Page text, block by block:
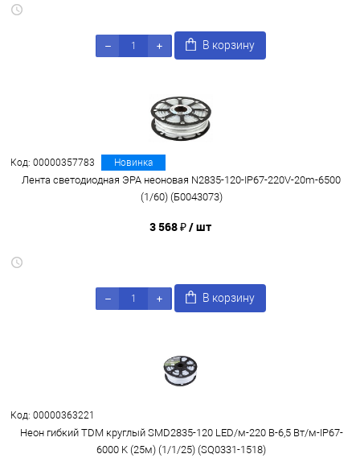
В корзину
Код: 00000357783 Новинка
Лента светодиодная ЭРА неоновая N2835-120-IP67-220V-20m-6500
(1/60) (Б0043073)
3 568 ₽/ шт
В корзину
Код: 00000363221
Неон гибкий TDM круглый SMD2835-120 LED/м-220 В-6,5 Вт/м-IP67-
6000 K (25м) (1/1/25) (SQ0331-1518)